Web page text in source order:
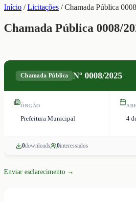
Início /Licitações /Chamada Pública
Chamada Pública 0008/
Chamada Pública Nº0008/2025
ÓRGÃO
Prefeitura Municipal 4
0downloads 0interessados
Enviar esclarecimento →